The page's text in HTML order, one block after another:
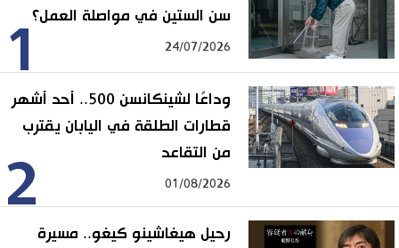
1سن الستين في مواصلة العمل؟
24/07/2026
2
وداعًا لشينكانسن 500.. أحد أشهر
قطارات الطلقة في اليابان يقترب
من التقاعد
01/08/2026
رحيل هيغاشينو كيغو.. مسيرة